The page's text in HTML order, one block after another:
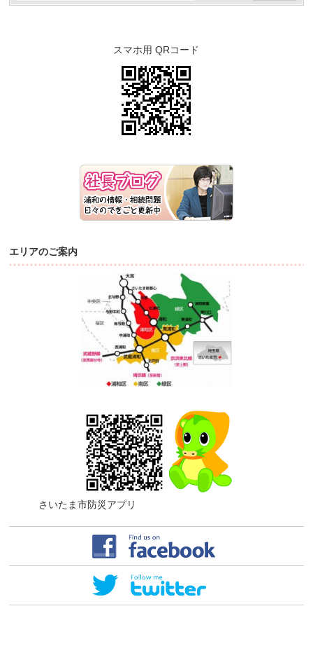
スマホ用 QRコード
エリアのご案内
さいたま市防災アプリ